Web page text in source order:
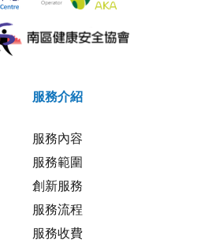
服務介紹
服務內容
服務範圍
創新服務
服務流程
服務收費